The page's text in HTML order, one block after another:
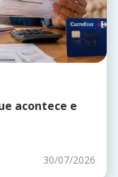
acontece e
30/07/2026